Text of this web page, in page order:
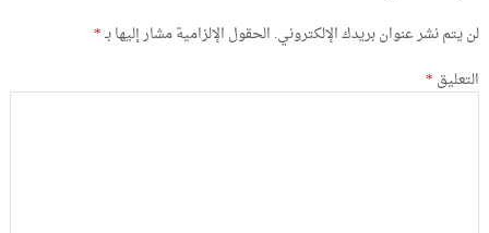
لن يتم نشر عنوان بريدك الإلكتروني. الحقول الإلزامية مشار إليها بـ*
التعليق *